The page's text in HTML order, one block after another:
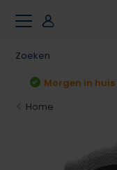
Morgen in huis
Home